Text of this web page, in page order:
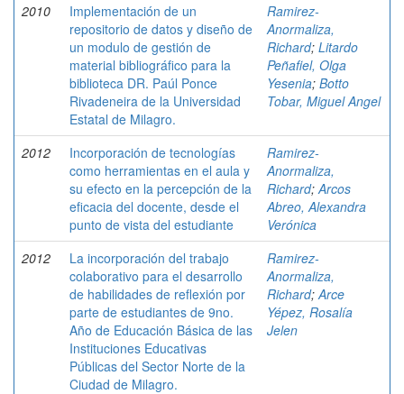
2010
Implementación de un
repositorio de datos y diseño de
un modulo de gestión de
material bibliográfico para la
biblioteca DR. Paúl Ponce
Rivadeneira de la Universidad
Estatal de Milagro.
Ramirez-
Anormaliza,
Richard; Litardo
Peñafiel, Olga
Yesenia; Botto
Tobar, Miguel Angel
2012
Incorporación de tecnologías
como herramientas en el aula y
su efecto en la percepción de la
eficacia del docente, desde el
punto de vista del estudiante
Ramirez-
Anormaliza,
Richard; Arcos
Abreo, Alexandra
Verónica
2012
La incorporación del trabajo
colaborativo para el desarrollo
de habilidades de reflexión por
parte de estudiantes de 9no.
Año de Educación Básica de las
Instituciones Educativas
Públicas del Sector Norte de la
Ciudad de Milagro.
Ramirez-
Anormaliza,
Richard; Arce
Yépez, Rosalía
Jelen